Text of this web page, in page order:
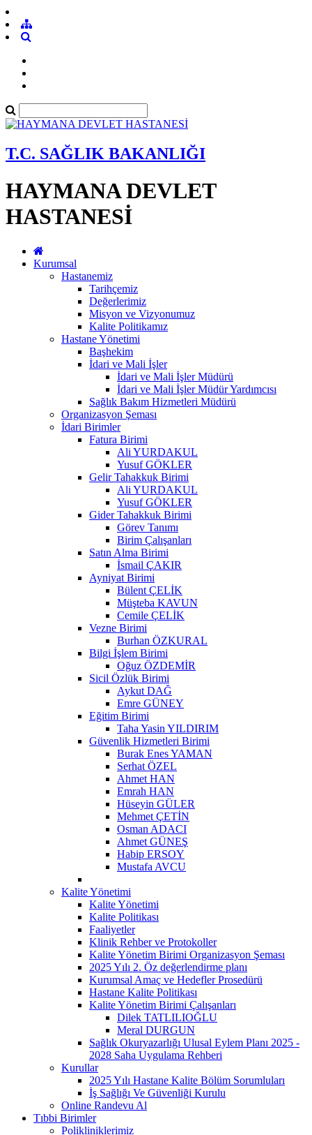
T.C. SAĞLIK BAKANLIĞI
HAYMANA DEVLET
HASTANESİ
Kurumsal
Hastanemiz
Tarihçemiz
Değerlerimiz
Misyon ve Vizyonumuz
Kalite Politikamız
Hastane Yönetimi
Başhekim
İdari ve Mali İşler
İdari ve Mali İşler Müdürü
İdari ve Mali İşler Müdür Yardımcısı
Sağlık Bakım Hizmetleri Müdürü
Organizasyon Şeması
İdari Birimler
Fatura Birimi
Ali YURDAKUL
Yusuf GÖKLER
Gelir Tahakkuk Birimi
Ali YURDAKUL
Yusuf GÖKLER
Gider Tahakkuk Birimi
Görev Tanımı
Birim Çalışanları
Satın Alma Birimi
İsmail ÇAKIR
Ayniyat Birimi
Bülent ÇELİK
Müşteba KAVUN
Cemile ÇELİK
Vezne Birimi
Burhan ÖZKURAL
Bilgi İşlem Birimi
Oğuz ÖZDEMİR
Sicil Özlük Birimi
Aykut DAĞ
Emre GÜNEY
Eğitim Birimi
Taha Yasin YILDIRIM
Güvenlik Hizmetleri Birimi
Burak Enes YAMAN
Serhat ÖZEL
Ahmet HAN
Emrah HAN
Hüseyin GÜLER
Mehmet ÇETİN
Osman ADACI
Ahmet GÜNEŞ
Habip ERSOY
Mustafa AVCU
Kalite Yönetimi
Kalite Yönetimi
Kalite Politikası
Faaliyetler
Klinik Rehber ve Protokoller
Kalite Yönetim Birimi Organizasyon Şeması
2025 Yılı 2. Öz değerlendirme planı
Kurumsal Amaç ve Hedefler Prosedürü
Hastane Kalite Politikası
Kalite Yönetim Birimi Çalışanları
Dilek TATLILIOĞLU
Meral DURGUN
Sağlık Okuryazarlığı Ulusal Eylem Planı 2025 -
2028 Saha Uygulama Rehberi
Kurullar
2025 Yılı Hastane Kalite Bölüm Sorumluları
İş Sağlığı Ve Güvenliği Kurulu
Online Randevu Al
Tıbbi Birimler
Polikliniklerimiz